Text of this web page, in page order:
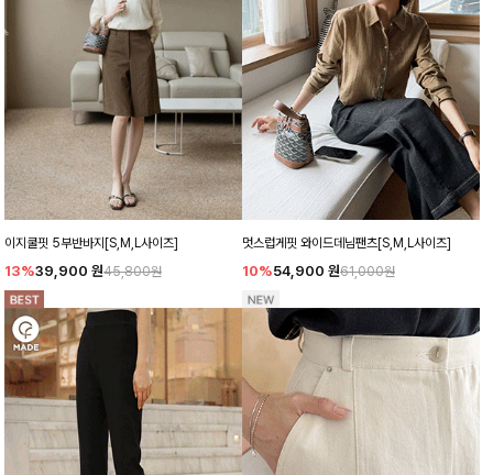
이지쿨핏 5부반바지[S,M,L사이즈]
13%39,900 원45,800원
멋스럽게핏 와이드데님팬츠[S,M,L사이즈]
10%54,900 원61,000원